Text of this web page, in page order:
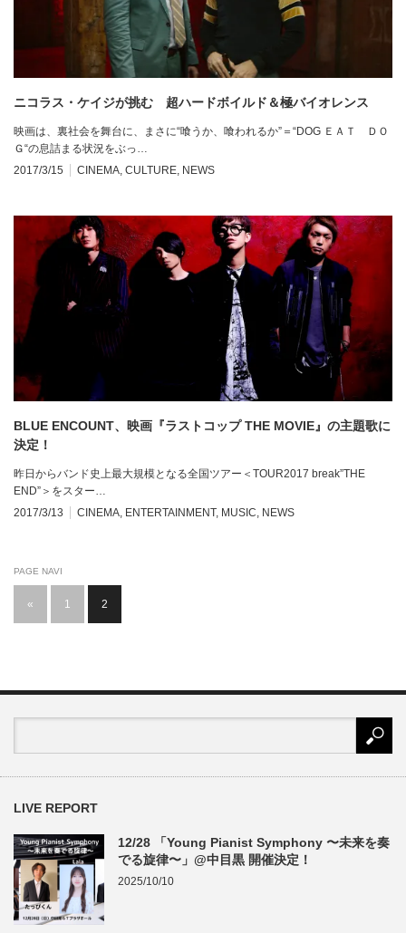
ニコラス・ケイジが挑む 超ハードボイルド＆極バイオレンス
映画は、裏社会を舞台に、まさに“喰うか、喰われるか”＝“DOG ＥＡＴ ＤＯ
Ｇ“の息詰まる状況をぶっ…
2017/3/15
CINEMA CULTURE NEWS
BLUE ENCOUNT、映画『ラストコップ THE MOVIE』の主題歌に
決定！
昨日からバンド史上最大規模となる全国ツアー＜TOUR2017 break”THE
END”＞をスター…
2017/3/13
CINEMA ENTERTAINMENT, MUSIC NEWS
PAGE NAVI
« 1 2
LIVE REPORT
12/28 「Young Pianist Symphony 〜未来を奏
でる旋律〜」@中目黒 開催決定！
2025/10/10